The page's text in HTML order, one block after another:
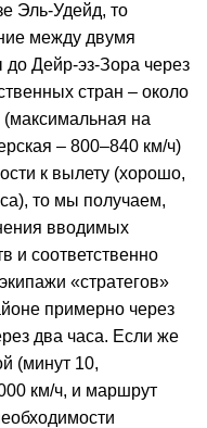
Эль-Удейд, то
между двумя
Дейр-эз-Зора через
стран – около
(максимальная на
– 800–840 км/ч)
к вылету (хорошо,
то мы получаем,
вводимых
и соответственно
«стратегов»
примерно через
два часа. Если же
(минут 10,
км/ч, и маршрут